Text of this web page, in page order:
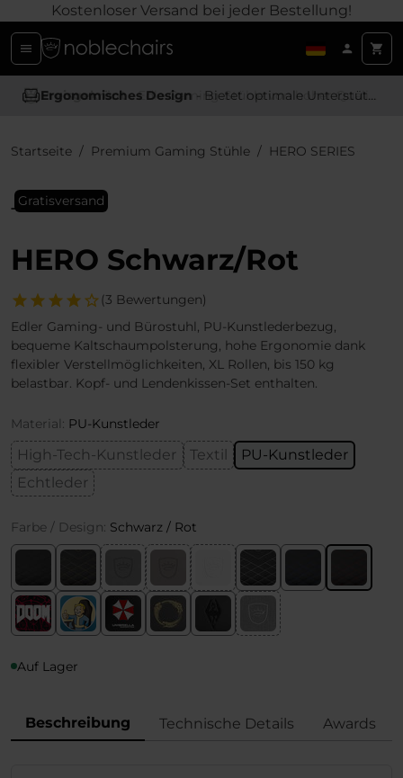
Kostenloser Versand bei jeder Bestellung!
Ergonomisches Design - Bietet optimale Unterstützung und Komfort
Startseite Premium Gaming Stühle HERO SERIES
Gratisversand
HERO Schwarz/Rot
(3 Bewertungen)
Edler Gaming- und Bürostuhl, PU-Kunstlederbezug,
bequeme Kaltschaumpolsterung, hohe Ergonomie dank
flexibler Verstellmöglichkeiten, XL Rollen, bis 150 kg
belastbar. Kopf- und Lendenkissen-Set enthalten.
Material: PU-Kunstleder
High-Tech-Kunstleder Textil
PU-Kunstleder
Echtleder
Farbe / Design: Schwarz / Rot
Auf Lager
Beschreibung Technische Details Awards